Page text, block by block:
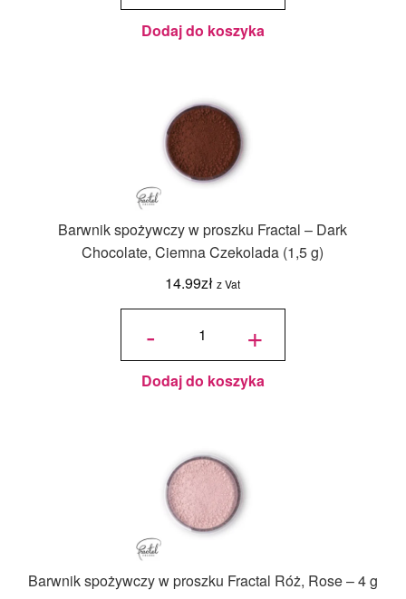
Pink, Róż
(5,5 g)
Dodaj do koszyka
Barwnik spożywczy w proszku Fractal – Dark
Chocolate, Ciemna Czekolada (1,5 g)
14.99zł z Vat
-
ilość
w proszku
Fractal -
Dark
Chocolate,
Ciemna
(1,5 g)
+
Dodaj do koszyka
Barwnik spożywczy w proszku Fractal Róż, Rose – 4 g